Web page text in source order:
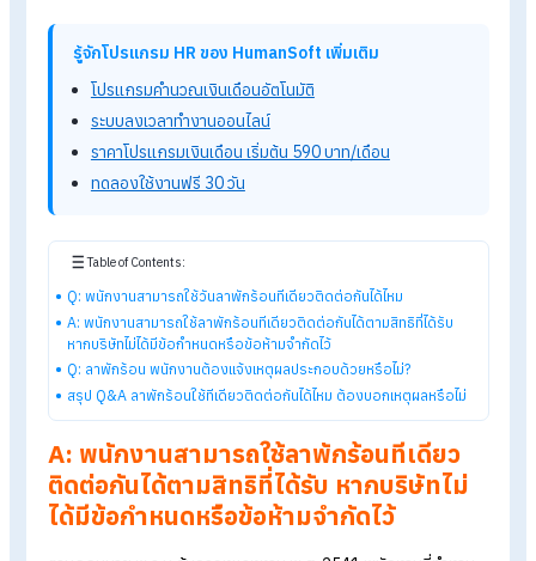
รู้จักโปรแกรม HR ของ HumanSoft เพิ่มเติม
โปรแกรมคำนวณเงินเดือนอัตโนมัติ